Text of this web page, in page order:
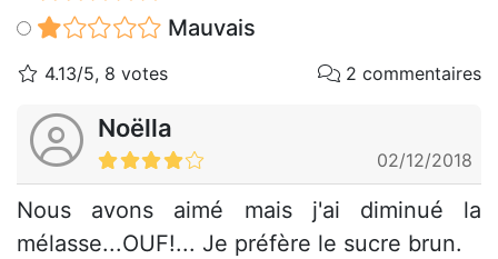
Mauvais
4.13/5, 8 votes 2 commentaires
Noëlla
02/12/2018
Nous avons aimé mais j'ai diminué la
mélasse...OUF!... Je préfère le sucre brun.